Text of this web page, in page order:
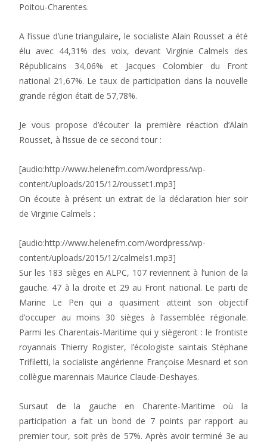
Poitou-Charentes.
A l’issue d’une triangulaire, le socialiste Alain Rousset a été
élu avec 44,31% des voix, devant Virginie Calmels des
Républicains 34,06% et Jacques Colombier du Front
national 21,67%. Le taux de participation dans la nouvelle
grande région était de 57,78%.
Je vous propose d’écouter la première réaction d’Alain
Rousset, à l’issue de ce second tour :
[audio:http://www.helenefm.com/wordpress/wp-
content/uploads/2015/12/rousset1.mp3]
On écoute à présent un extrait de la déclaration hier soir
de Virginie Calmels :
[audio:http://www.helenefm.com/wordpress/wp-
content/uploads/2015/12/calmels1.mp3]
Sur les 183 sièges en ALPC, 107 reviennent à l’union de la
gauche. 47 à la droite et 29 au Front national. Le parti de
Marine Le Pen qui a quasiment atteint son objectif
d’occuper au moins 30 sièges à l’assemblée régionale.
Parmi les Charentais-Maritime qui y siègeront : le frontiste
royannais Thierry Rogister, l’écologiste saintais Stéphane
Trifiletti, la socialiste angérienne Françoise Mesnard et son
collègue marennais Maurice Claude-Deshayes.
Sursaut de la gauche en Charente-Maritime où la
participation a fait un bond de 7 points par rapport au
premier tour, soit près de 57%. Après avoir terminé 3e au